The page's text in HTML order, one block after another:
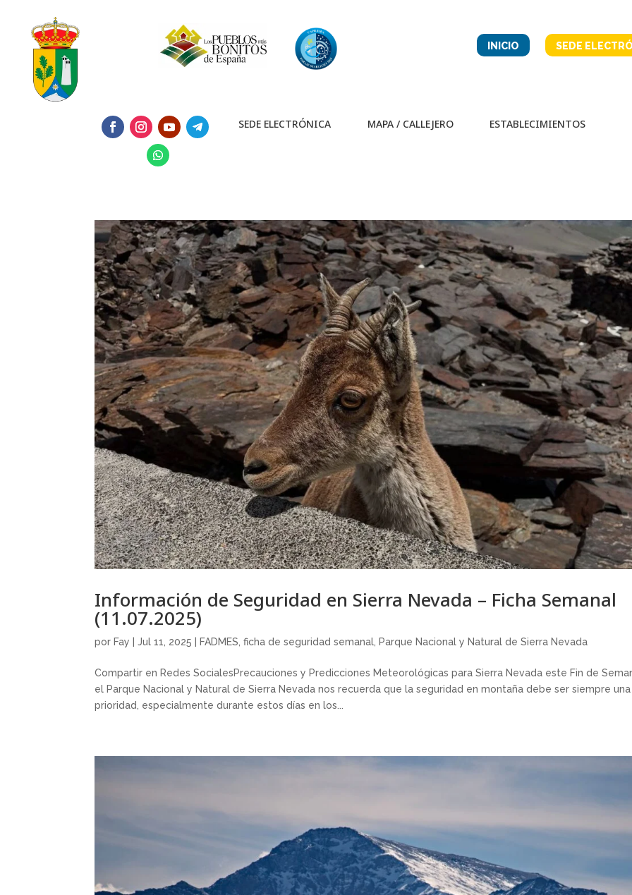
INICIO SEDE
SEDE ELECTRÓNICA MAPA / CALLEJERO ESTABLECIMIENTOS
Información de Seguridad en Sierra Nevada – Ficha Semanal
(11.07.2025)
por Fay |Jul 11, 2025 FADMES ,ficha de seguridad semanal Parque Nacional y Natural de Sierra Nevada
Compartir en Redes SocialesPrecauciones y Predicciones Meteorológicas para Sierra Nevada este Fin de
el Parque Nacional y Natural de Sierra Nevada nos recuerda que la seguridad en montaña debe ser siempre una
prioridad, especialmente durante estos días en los...